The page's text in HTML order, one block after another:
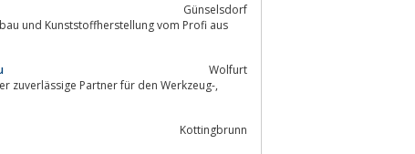
Günselsdorf
und Kunststoffherstellung vom Profi aus
Wolfurt
zuverlässige Partner für den Werkzeug-,
Kottingbrunn